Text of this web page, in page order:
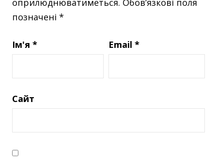
оприлюднюватиметься. Обов’язкові поля
позначені *
Ім'я * Email *
Сайт